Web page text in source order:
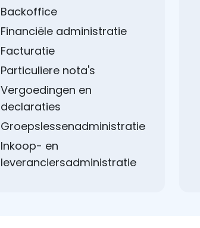
Backoffice
Financiële administratie
Facturatie
Particuliere nota's
Vergoedingen en
declaraties
Groepslessenadministratie
Inkoop- en
leveranciersadministratie